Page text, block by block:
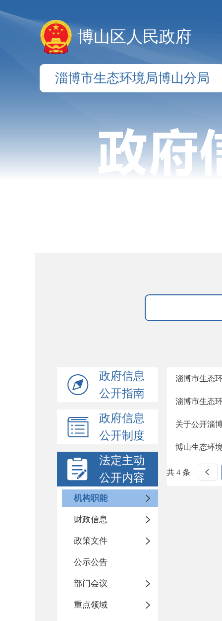
博山区人民政府
淄博市生态环境局博山分局
政府信息
公开指南
政府信息
公开制度
法定主动
公开内容
机构职能
财政信息
政策文件
公示公告
部门会议
重点领域
淄博市生态
淄博市生态
关于公开淄
博山生态环
共 4 条